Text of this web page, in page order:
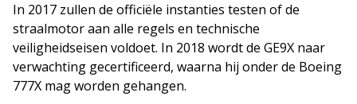
In 2017 zullen de officiële instanties testen of de
straalmotor aan alle regels en technische
veiligheidseisen voldoet. In 2018 wordt de GE9X naar
verwachting gecertificeerd, waarna hij onder de Boeing
777X mag worden gehangen.